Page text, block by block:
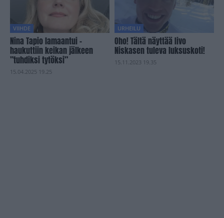
VIIHDE
Nina Tapio lamaantui –
haukuttiin keikan jälkeen
”tuhdiksi tytöksi”
15.04.2025 19.25
URHEILU
Oho! Tältä näyttää Iivo
Niskasen tuleva luksuskoti!
15.11.2023 19.35